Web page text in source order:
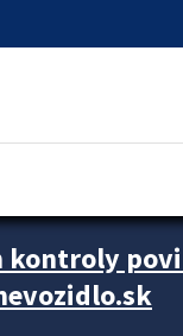
kontroly